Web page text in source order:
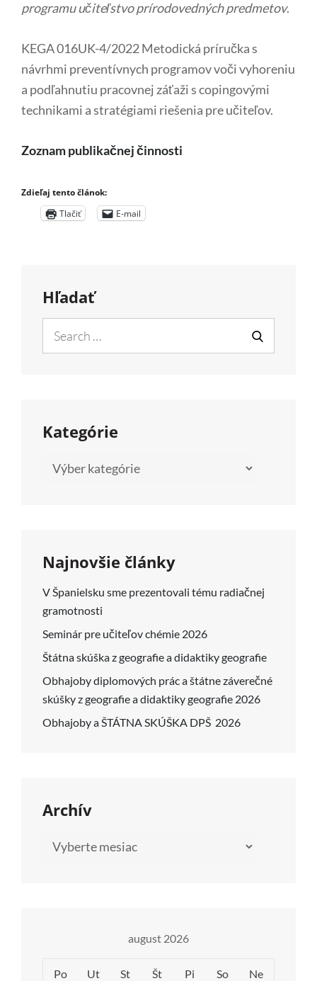
programu učiteľstvo prírodovedných predmetov.
KEGA 016UK-4/2022 Metodická príručka s
návrhmi preventívnych programov voči vyhoreniu
a podľahnutiu pracovnej záťaži s copingovými
technikami a stratégiami riešenia pre učiteľov.
Zoznam publikačnej činnosti
Zdieľaj tento článok:
Tlačiť
E-mail
Hľadať
for:
SEARCH
Kategórie
Kategórie
Najnovšie články
V Španielsku sme prezentovali tému radiačnej
gramotnosti
Seminár pre učiteľov chémie 2026
Štátna skúška z geografie a didaktiky geografie
Obhajoby diplomových prác a štátne záverečné
skúšky z geografie a didaktiky geografie 2026
Obhajoby a ŠTÁTNA SKÚŠKA DPŠ 2026
Archív
Archív
august 2026
Po Ut St Št Pi So Ne